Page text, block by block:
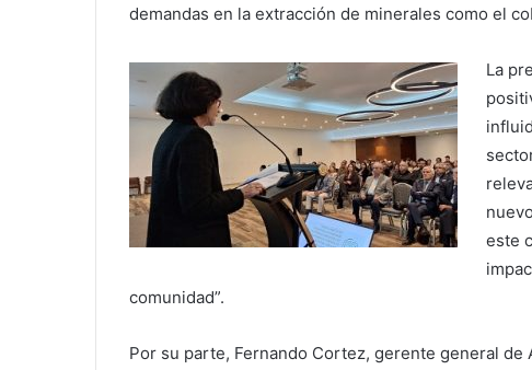
demandas en la extracción de minerales como el
La
este
comunidad”.
Por su parte, Fernando Cortez, gerente general de